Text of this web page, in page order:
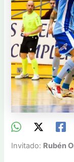
Invitado: Rubén